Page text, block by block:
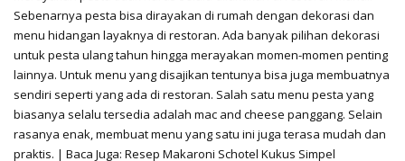
Sebenarnya pesta bisa dirayakan di rumah dengan dekorasi dan
menu hidangan layaknya di restoran. Ada banyak pilihan dekorasi
untuk pesta ulang tahun hingga merayakan momen-momen penting
lainnya. Untuk menu yang disajikan tentunya bisa juga membuatnya
sendiri seperti yang ada di restoran. Salah satu menu pesta yang
biasanya selalu tersedia adalah mac and cheese panggang. Selain
rasanya enak, membuat menu yang satu ini juga terasa mudah dan
praktis. | Baca Juga: Resep Makaroni Schotel Kukus Simpel